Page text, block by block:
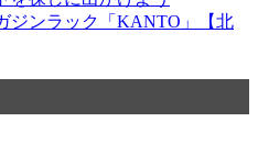
ジンラック「KANTO」【北